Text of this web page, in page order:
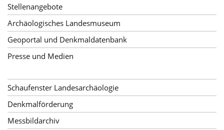
Stellenangebote
Archäologisches Landesmuseum
Geoportal und Denkmaldatenbank
Presse und Medien
Schaufenster Landesarchäologie
Denkmalförderung
Messbildarchiv